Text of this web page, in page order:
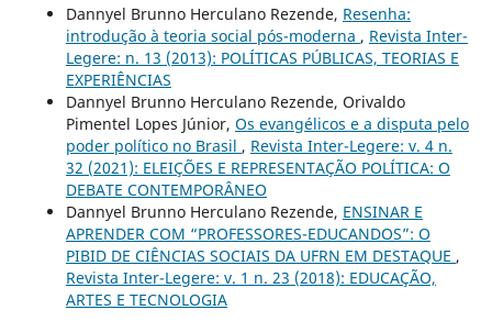
Dannyel Brunno Herculano Rezende, Resenha:
introdução à teoria social pós-moderna , Revista Inter-
Legere: n. 13 (2013): POLÍTICAS PÚBLICAS, TEORIAS E
EXPERIÊNCIAS
Dannyel Brunno Herculano Rezende, Orivaldo
Pimentel Lopes Júnior, Os evangélicos e a disputa pelo
poder político no Brasil , Revista Inter-Legere: v. 4 n.
32 (2021): ELEIÇÕES E REPRESENTAÇÃO POLÍTICA: O
DEBATE CONTEMPORÂNEO
Dannyel Brunno Herculano Rezende, ENSINAR E
APRENDER COM “PROFESSORES-EDUCANDOS”: O
PIBID DE CIÊNCIAS SOCIAIS DA UFRN EM DESTAQUE ,
Revista Inter-Legere: v. 1 n. 23 (2018): EDUCAÇÃO,
ARTES E TECNOLOGIA